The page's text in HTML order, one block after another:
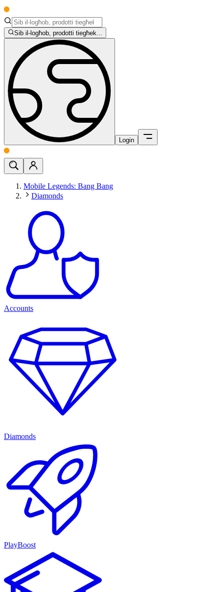
Sib il-logħob, prodotti tiegħek...
Login
Mobile Legends: Bang Bang
Diamonds
Accounts
Diamonds
PlayBoost